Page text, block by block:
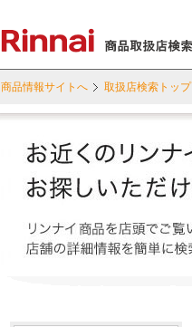
商品情報サイトへ 取扱店検索トップ